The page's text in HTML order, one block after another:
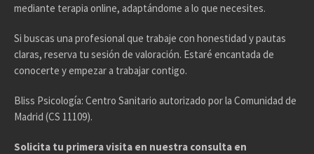
mediante terapia online, adaptándome a lo que necesites.
Si buscas una profesional que trabaje con honestidad y pautas
claras, reserva tu sesión de valoración. Estaré encantada de
conocerte y empezar a trabajar contigo.
Bliss Psicología: Centro Sanitario autorizado por la Comunidad de
Madrid (CS 11109).
Solicita tu primera visita en nuestra consulta en